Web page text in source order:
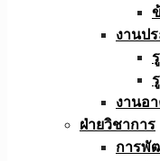
งานป
งานอ
ฝ่ายวิชาการ
การพั